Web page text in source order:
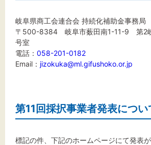
岐阜県商工会連合会 持続化補助金事務局
〒500-8384 岐阜市薮田南1-11-9 第2
号室
電話： 058-201-0182
Email： jizokuka@ml.gifushoko.or.jp
第11回採択事業者発表につい
標記の件、下記のホームページにて発表